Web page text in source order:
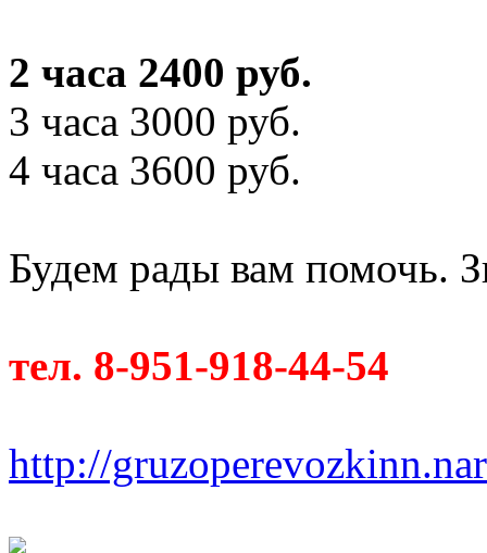
2 часа 2400 руб.
3 часа 3000 руб.
4 часа 3600 руб.
Будем рады вам помочь.
тел. 8-951-918-44-54
http://